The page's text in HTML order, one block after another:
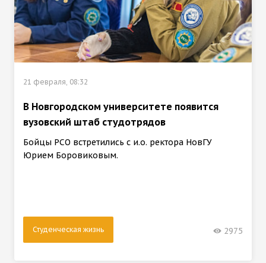
21 февраля, 08:32
В Новгородском университете появится
вузовский штаб студотрядов
Бойцы РСО встретились с и.о. ректора НовГУ
Юрием Боровиковым.
Студенческая жизнь 2975